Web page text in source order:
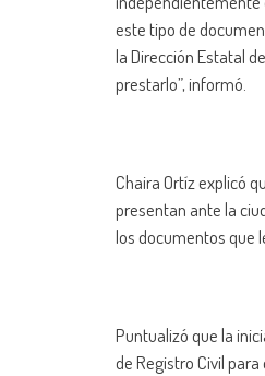
este tipo de
la Dirección Estatal
prestarlo”, informó.
Chaira Ortíz explicó
presentan ante la
los documentos que
Puntualizó que la
de Registro Civil